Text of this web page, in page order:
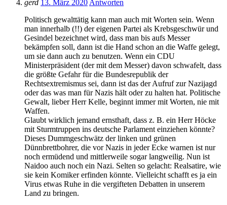
gerd 13. März 2020 Antworten
Politisch gewalttätig kann man auch mit Worten sein. Wenn
man innerhalb (!!) der eigenen Partei als Krebsgeschwür und
Gesindel bezeichnet wird, dass man bis aufs Messer
bekämpfen soll, dann ist die Hand schon an die Waffe gelegt,
um sie dann auch zu benutzen. Wenn ein CDU
Ministerpräsident (der mit dem Messer) davon schwafelt, dass
die größte Gefahr für die Bundesrepublik der
Rechtsextremismus sei, dann ist das der Aufruf zur Nazijagd
oder das was man für Nazis hält oder zu halten hat. Politische
Gewalt, lieber Herr Kelle, beginnt immer mit Worten, nie mit
Waffen.
Glaubt wirklich jemand ernsthaft, dass z. B. ein Herr Höcke
mit Sturmtruppen ins deutsche Parlament einziehen könnte?
Dieses Dummgeschwätz der linken und grünen
Dünnbrettbohrer, die vor Nazis in jeder Ecke warnen ist nur
noch ermüdend und mittlerweile sogar langweilig. Nun ist
Naidoo auch noch ein Nazi. Selten so gelacht: Realsatire, wie
sie kein Komiker erfinden könnte. Vielleicht schafft es ja ein
Virus etwas Ruhe in die vergifteten Debatten in unserem
Land zu bringen.